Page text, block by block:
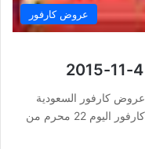
عروض كارفور
عروض كارفور السعودية اليوم 4-11-2015 عروض كارفور السعودية
اليوم 4-11-2015 عروض قوية ومميزه في كارفور اليوم 22 محرم من